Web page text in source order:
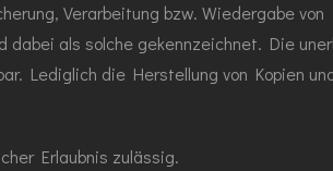
Verarbeitung bzw. Wiedergabe
als solche gekennzeichnet. Die
die Herstellung von Kopien
Erlaubnis zulässig.